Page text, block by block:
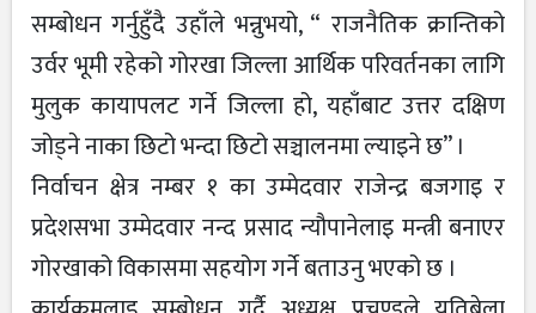
सम्बोधन गर्नुहुँदै उहाँले भन्नुभयो, “ राजनैतिक क्रान्तिको
उर्वर भूमी रहेको गोरखा जिल्ला आर्थिक परिवर्तनका लागि
मुलुक कायापलट गर्ने जिल्ला हो, यहाँबाट उत्तर दक्षिण
जोड्ने नाका छिटो भन्दा छिटो सञ्चालनमा ल्याइने छ” ।
निर्वाचन क्षेत्र नम्बर १ का उम्मेदवार राजेन्द्र बजगाइ र
प्रदेशसभा उम्मेदवार नन्द प्रसाद न्यौपानेलाइ मन्त्री बनाएर
गोरखाको विकासमा सहयोग गर्ने बताउनु भएको छ ।